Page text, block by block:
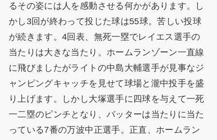
るその姿には人を感動させる何かがあります。し
かし3回が終わって投じた球は55球。苦しい投球
が続きます。4回表、無死一塁でレイエス選手の
当たりは大きな当たり。ホームランゾーン一直線
に飛びましたがライトの中島大輔選手が見事なジ
ャンピングキャッチを見せて球場と瀧中投手を盛
り上げます。しかし大塚選手に四球を与えて一死
一二塁のピンチとなり、バッターは当たりに当た
っている7番の万波中正選手。正直、ホームラン